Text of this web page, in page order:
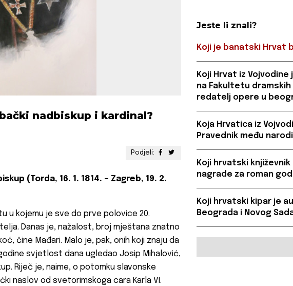
nadbiskup i kardinal?
Podjeli:
(Torda, 16. 1. 1814. – Zagreb, 19. 2.
u kojemu je sve do prve polovice 20.
Danas je, nažalost, broj mještana znatno
čine Mađari. Malo je, pak, onih koji znaju da
svjetlost dana ugledao Josip Mihalović,
Riječ je, naime, o potomku slavonske
naslov od svetorimskoga cara Karla VI.
Jeste li znali?
Koji je banatski Hrvat
Koji Hrvat iz
na Fakultetu
redatelj opere u
Koja Hrvatica iz
Pravednik među
Koji hrvatski
nagrade za roman
Koji hrvatski kipar je
Beograda i Novog